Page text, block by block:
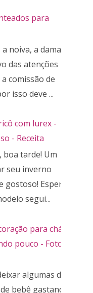
para
noiva, a dama de
das atenções
comissão de
isso deve ...
com lurex -
- Receita
boa tarde! Um
seu inverno
Espero
segui...
para chá de
pouco - Fotos e
algumas dicas
bebê gastando